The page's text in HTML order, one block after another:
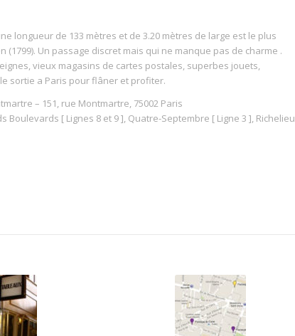
longueur de 133 mètres et de 3.20 mètres de large est le plus
(1799). Un passage discret mais qui ne manque pas de charme .
vieux magasins de cartes postales, superbes jouets,
sortie a Paris pour flâner et profiter.
– 151, rue Montmartre, 75002 Paris
Boulevards [ Lignes 8 et 9 ], Quatre-Septembre [ Ligne 3 ], Richelieu